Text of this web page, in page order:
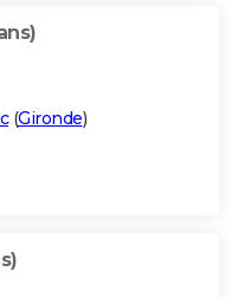
(Gironde)